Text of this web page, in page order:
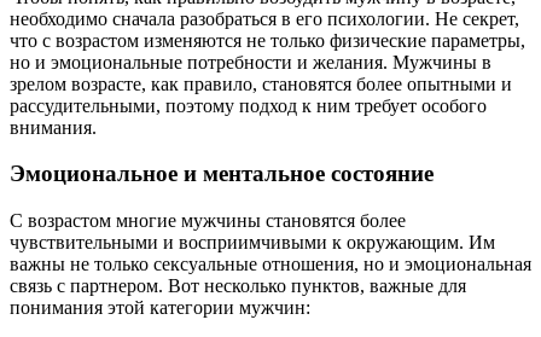
необходимо сначала разобраться в его психологии. Не секрет,
что с возрастом изменяются не только физические параметры,
но и эмоциональные потребности и желания. Мужчины в
зрелом возрасте, как правило, становятся более опытными и
рассудительными, поэтому подход к ним требует особого
внимания.
Эмоциональное и ментальное состояние
С возрастом многие мужчины становятся более
чувствительными и восприимчивыми к окружающим. Им
важны не только сексуальные отношения, но и эмоциональная
связь с партнером. Вот несколько пунктов, важные для
понимания этой категории мужчин: